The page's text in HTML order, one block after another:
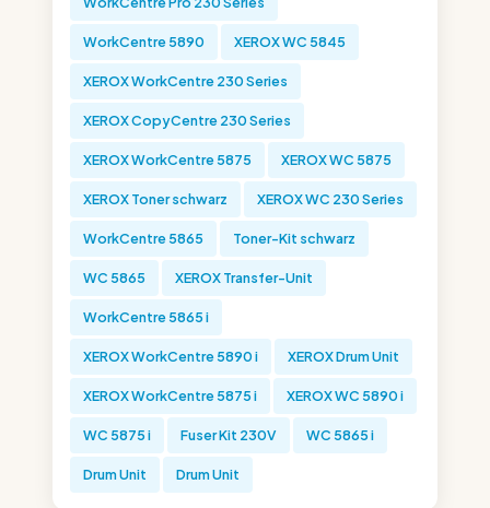
WorkCentre 5890 XEROX WC 5845
XEROX WorkCentre 230 Series
XEROX CopyCentre 230 Series
XEROX WorkCentre 5875 XEROX WC 5875
XEROX Toner schwarz XEROX WC 230 Series
WorkCentre 5865 Toner-Kit schwarz
WC 5865 XEROX Transfer-Unit
WorkCentre 5865 i
XEROX WorkCentre 5890 i XEROX Drum Unit
XEROX WorkCentre 5875 i XEROX WC 5890 i
WC 5875 i Fuser Kit 230V WC 5865 i
Drum Unit Drum Unit